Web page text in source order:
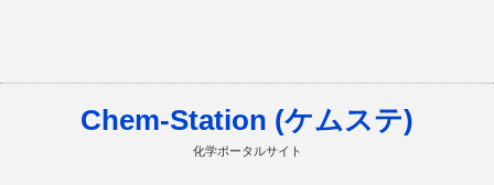
Chem-Station (ケムステ)
化学ポータルサイト